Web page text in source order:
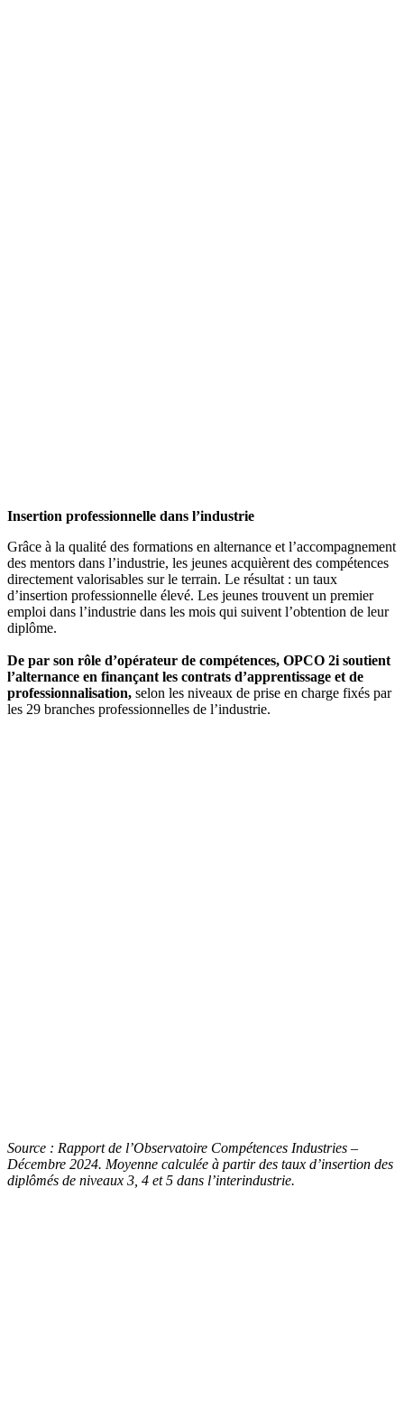
Insertion professionnelle dans l’industrie
Grâce à la qualité des formations en alternance et l’accompagnement
des mentors dans l’industrie, les jeunes acquièrent des compétences
directement valorisables sur le terrain. Le résultat : un taux
d’insertion professionnelle élevé. Les jeunes trouvent un premier
emploi dans l’industrie dans les mois qui suivent l’obtention de leur
diplôme.
De par son rôle d’opérateur de compétences, OPCO 2i soutient
l’alternance en finançant les contrats d’apprentissage et de
professionnalisation, selon les niveaux de prise en charge fixés par
les 29 branches professionnelles de l’industrie.
Source : Rapport de l’Observatoire Compétences Industries –
Décembre 2024. Moyenne calculée à partir des taux d’insertion des
diplômés de niveaux 3, 4 et 5 dans l’interindustrie.